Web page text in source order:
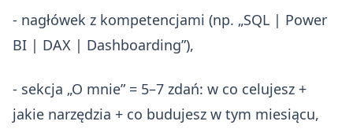
- nagłówek z kompetencjami (np. „SQL | Power
BI | DAX | Dashboarding”),
- sekcja „O mnie” = 5–7 zdań: w co celujesz +
jakie narzędzia + co budujesz w tym miesiącu,